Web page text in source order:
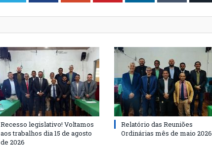
Recesso legislativo! Voltamos
aos trabalhos dia 15 de agosto
de 2026
Relatório das Reuniões
Ordinárias mês de maio 2026